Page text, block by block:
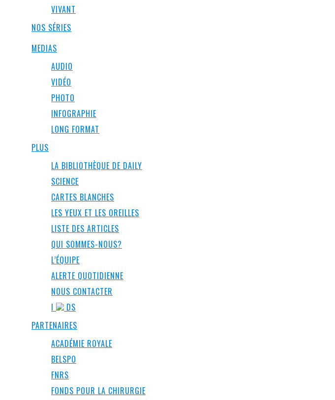
VIVANT
NOS SÉRIES
MEDIAS
AUDIO
VIDÉO
PHOTO
INFOGRAPHIE
LONG FORMAT
PLUS
LA BIBLIOTHÈQUE DE DAILY
SCIENCE
CARTES BLANCHES
LES YEUX ET LES OREILLES
LISTE DES ARTICLES
QUI SOMMES-NOUS?
L’ÉQUIPE
ALERTE QUOTIDIENNE
NOUS CONTACTER
I
DS
PARTENAIRES
ACADÉMIE ROYALE
BELSPO
FNRS
FONDS POUR LA CHIRURGIE